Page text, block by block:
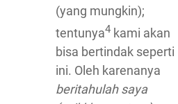
(yang mungkin);
tentunya4 kami akan
bisa bertindak seperti
ini. Oleh karenanya
beritahulah saya